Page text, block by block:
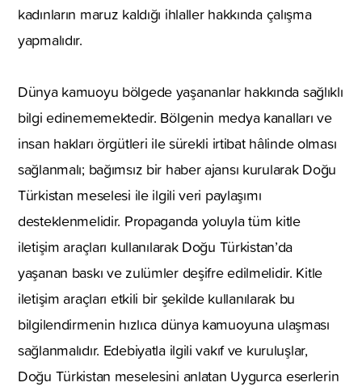
kadınların maruz kaldığı ihlaller hakkında çalışma
yapmalıdır.
Dünya kamuoyu bölgede yaşananlar hakkında sağlıklı
bilgi edinememektedir. Bölgenin medya kanalları ve
insan hakları örgütleri ile sürekli irtibat hâlinde olması
sağlanmalı; bağımsız bir haber ajansı kurularak Doğu
Türkistan meselesi ile ilgili veri paylaşımı
desteklenmelidir. Propaganda yoluyla tüm kitle
iletişim araçları kullanılarak Doğu Türkistan’da
yaşanan baskı ve zulümler deşifre edilmelidir. Kitle
iletişim araçları etkili bir şekilde kullanılarak bu
bilgilendirmenin hızlıca dünya kamuoyuna ulaşması
sağlanmalıdır. Edebiyatla ilgili vakıf ve kuruluşlar,
Doğu Türkistan meselesini anlatan Uygurca eserlerin